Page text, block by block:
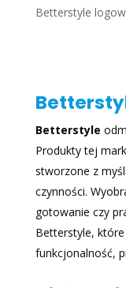
Betterstyle
Betterstyle
Produkty tej
stworzone z
czynności.
gotowanie czy
Betterstyle,
funkcjonalność,